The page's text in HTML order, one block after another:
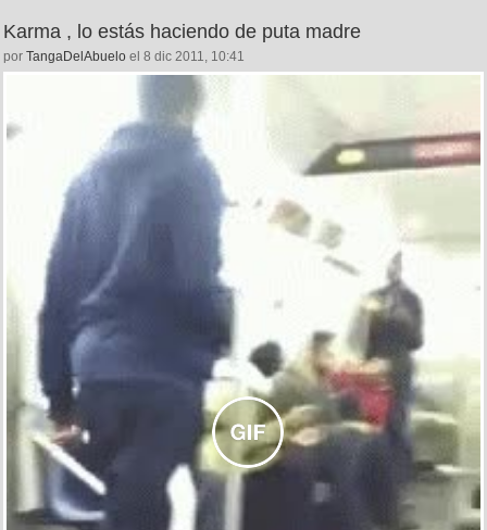
Karma , lo estás haciendo de puta madre
por TangaDelAbuelo el 8 dic 2011, 10:41